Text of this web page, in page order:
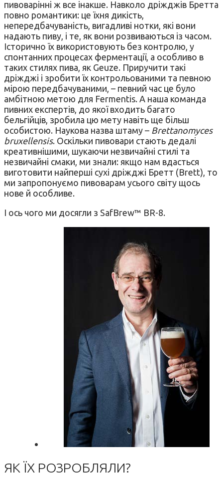
пивоварінні ж все інакше. Навколо дріжджів Бретта
повно романтики: це їхня дикість,
непередбачуваність, вигадливі нотки, які вони
надають пиву, і те, як вони розвиваються із часом.
Історично їх використовують без контролю, у
спонтанних процесах ферментації, а особливо в
таких стилях пива, як Geuze. Приручити такі
дріжджі і зробити їх контрольованими та певною
мірою передбачуваними, – певний час це було
амбітною метою для Fermentis. А наша команда
пивних експертів, до якої входить багато
бельгійців, зробила цю мету навіть ще більш
особистою. Наукова назва штаму – Brettanomyces
bruxellensis. Оскільки пивовари стають дедалі
креативнішими, шукаючи незвичайні стилі та
незвичайні смаки, ми знали: якщо нам вдасться
виготовити найперші сухі дріжджі Бретт (Brett), то
ми запропонуємо пивоварам усього світу щось
нове й особливе.
І ось чого ми досягли з SafBrew™ BR-8.
ЯК ЇХ РОЗРОБЛЯЛИ?